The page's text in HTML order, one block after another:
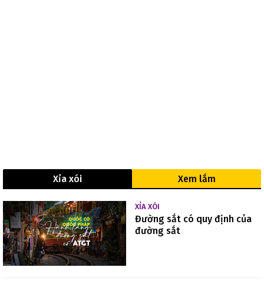
Xỉa xói Xem lắm
XỈA XÓI
Đường sắt có quy định của
đường sắt